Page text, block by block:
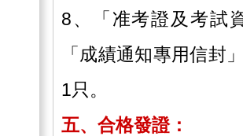
8、「准考證及考試
「成績通知專用信封
1只。
五、合格發證：